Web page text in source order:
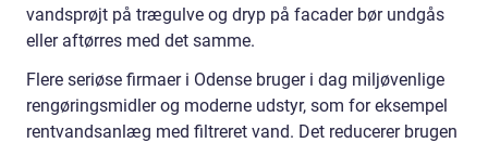
vandsprøjt på trægulve og dryp på facader bør undgås
eller aftørres med det samme.
Flere seriøse firmaer i Odense bruger i dag miljøvenlige
rengøringsmidler og moderne udstyr, som for eksempel
rentvandsanlæg med filtreret vand. Det reducerer brugen